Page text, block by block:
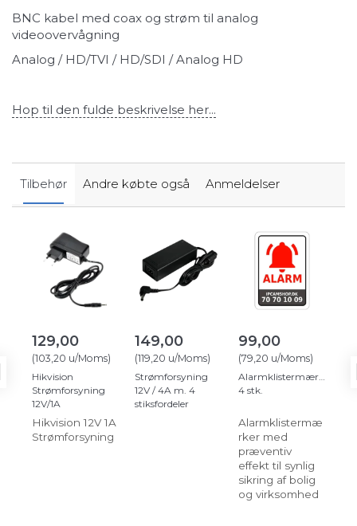
BNC kabel med coax og strøm til analog
videoovervågning
Analog / HD/TVI / HD/SDI / Analog HD
Hop til den fulde beskrivelse her...
Tilbehør Andre købte også Anmeldelser
129,00
(103,20 u/Moms)
Hikvision
Strømforsyning
12V/1A
Hikvision 12V 1A
Strømforsyning
149,00
(119,20 u/Moms)
Strømforsyning
12V / 4A m. 4
stiksfordeler
99,00
(79,20 u/Moms)
Alarmklistermærker
4 stk.
Alarmklistermæ
rker med
præventiv
effekt til synlig
sikring af bolig
og virksomhed